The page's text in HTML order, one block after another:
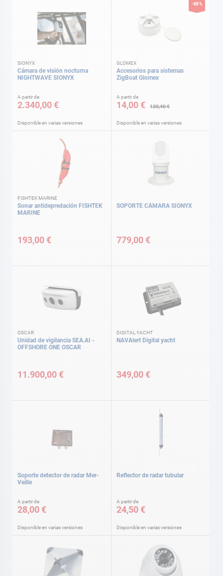
SIONYX
Cámara de visión nocturna
NIGHTWAVE SIONYX
A partir de
2.340,00 €
Disponible en varias versiones
-88%
GLOMEX
Accesorios para sistemas
ZigBoat Glomex
A partir de
14,00 € 120,40 €
Disponible en varias versiones
FISHTEK MARINE
Sonar antidepredación FISHTEK
MARINE
193,00 €
SOPORTE CÁMARA SIONYX
779,00 €
OSCAR
Unidad de vigilancia SEA.AI -
OFFSHORE ONE OSCAR
11.900,00 €
DIGITAL YACHT
NAVAlert Digital yacht
349,00 €
Soporte detector de radar Mer-
Veille
A partir de
28,00 €
Disponible en varias versiones
Reflector de radar tubular
A partir de
24,50 €
Disponible en varias versiones